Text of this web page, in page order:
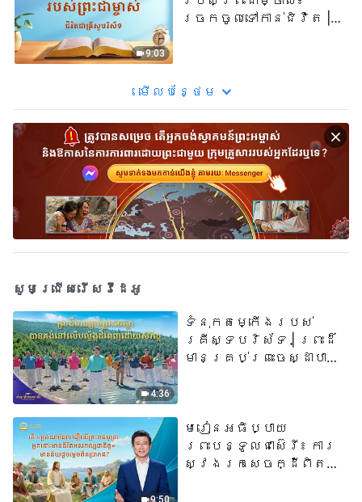
9:03
ច្រកចូលទៅកាន់ជិវិត |
មើល​​បន្ថែម​
សូមជ្រើសរើសវីដេអូ
4:36
ទំនុកតម្កើង​របស់​
គ្រីស្ទបរិស័ទ​ | ព្រះដ៏
មានគ្រប់ព្រះចេស្ដាបាន
9:50
មេរៀនអធិប្បាយ
ព្រះបន្ទូលជាស៊េរី៖ ការ
ស្វែងរកសេចក្ដីពិតនៅ